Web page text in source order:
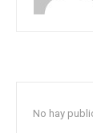
No hay